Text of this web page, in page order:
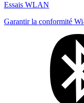
Essais WLAN
Garantir la conformité